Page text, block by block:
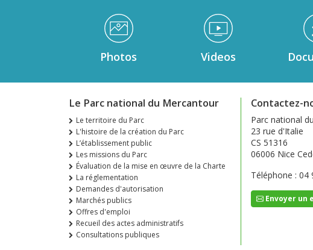
Médiathèque Footer
Photos Videos
Le Parc national du Mercantour
Le territoire du Parc
L'histoire de la création du Parc
L’établissement public
Les missions du Parc
Évaluation de la mise en œuvre de la Charte
La réglementation
Demandes d'autorisation
Marchés publics
Offres d'emploi
Recueil des actes administratifs
Consultations publiques
Contactez-
Parc national
23 rue d'Italie
CS 51316
06006 Nice
Téléphone : 04
Envoyer un